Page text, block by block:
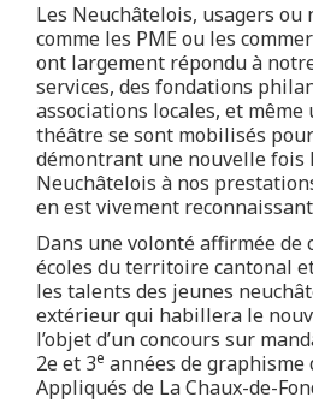
Les Neuchâtelois, usagers ou
comme les PME ou les
ont largement répondu à
services, des fondations
associations locales, et même
théâtre se sont mobilisés
démontrant une nouvelle fois
Neuchâtelois à nos
en est vivement
Dans une volonté affirmée de
écoles du territoire cantonal
les talents des jeunes
extérieur qui habillera le
l’objet d’un concours sur
2e et 3e années de graphisme
Appliqués de La Chaux-de-